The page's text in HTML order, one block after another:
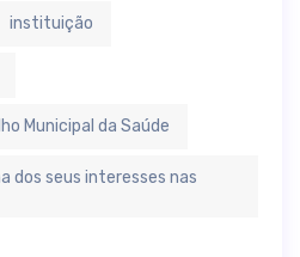
instituição
Municipal da Saúde
dos seus interesses nas